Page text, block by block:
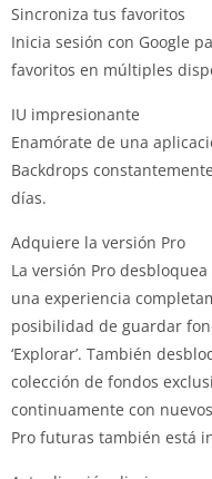
Sincroniza tus favoritos
Inicia sesión con Google
favoritos en múltiples
IU impresionante
Enamórate de una
Backdrops
días.
Adquiere la versión Pro
La versión Pro
una experiencia
posibilidad de guardar
‘Explorar’. También
colección de fondos
continuamente con
Pro futuras también está